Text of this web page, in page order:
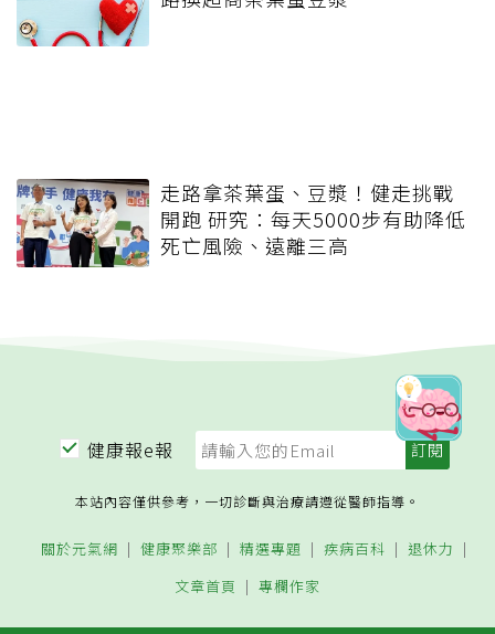
走路拿茶葉蛋、豆漿！健走挑戰
開跑 研究：每天5000步有助降低
死亡風險、遠離三高
健康報e報
本站內容僅供參考，一切診斷與治療請遵從醫師指導。
關於元氣網 健康聚樂部 精選專題 疾病百科
退休力
文章首頁
專欄作家